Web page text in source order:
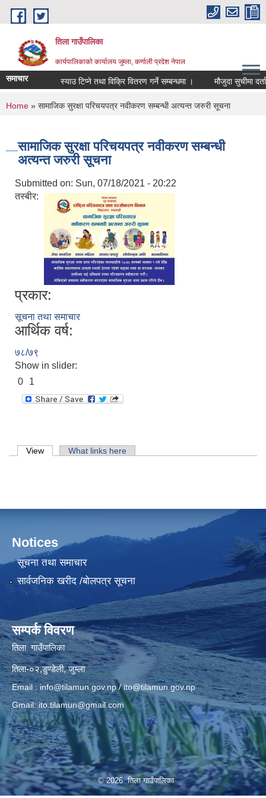
Skip to main content
तिला गाउँपालिका
कार्यपालिकाको कार्यालय जुम्ला, कर्णाली प्रदेश नेपाल
समाचार स्याउ टिप्ने तथा विक्रि वितरण गर्ने सम्बन्धमा । मौजुदा सुचीमा
You are here
Home » सामाजिक सुरक्षा परिचयपत्र नवीकरण सम्बन्धी अत्यन्त जरुरी सूचना
सामाजिक सुरक्षा परिचयपत्र नवीकरण सम्बन्धी
अत्यन्त जरुरी सूचना
Submitted on: Sun, 07/18/2021 - 20:22
तस्बीर:
प्रकार:
सूचना तथा समाचार
आर्थिक वर्ष:
७८/७९
Show in slider:
0
1
Primary tabs
View (active tab)What links here
Notices
सूचना तथा समाचार
सार्वजनिक खरीद /बोलपत्र सूचना
सम्पर्क विवरण
तिला गाउँपालिका
तिला-०२,डुण्डेली, जुम्ला
Email : info@tilamun.gov.np/ito@tilamun.gov.np
Gmail: ito.tilamun@gmail.com
© 2026 तिला गाउँपालिका